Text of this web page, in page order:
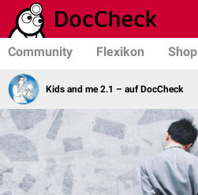
Community Flexikon Shop
Kids and me 2.1 – auf DocCheck